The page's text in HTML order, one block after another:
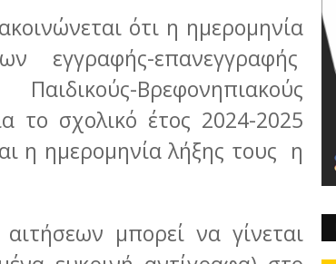
ότι η ημερομηνία
εγγραφής-επανεγγραφής
Βρεφονηπιακούς
το σχολικό έτος 2024-2025
η ημερομηνία λήξης τους η
μπορεί να γίνεται